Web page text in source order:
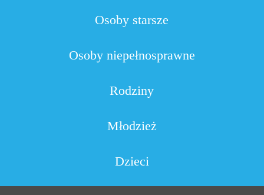
Osoby starsze
Osoby niepełnosprawne
Rodziny
Młodzież
Dzieci